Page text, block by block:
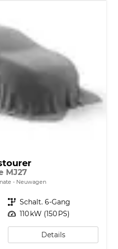
MJ27
Neuwagen
Getriebe Schalt. 6-Gang
Leistung 110 kW (150 PS)
Details